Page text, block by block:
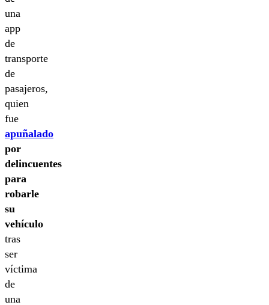
una
app
de
transporte
de
pasajeros,
quien
fue
apuñalado
por
delincuentes
para
robarle
su
vehículo
tras
ser
víctima
de
una